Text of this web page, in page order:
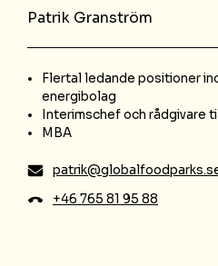
Patrik Granström
Flertal ledande positioner
energibolag
Interimschef och rådgivare
MBA
+46 765 81 95 88